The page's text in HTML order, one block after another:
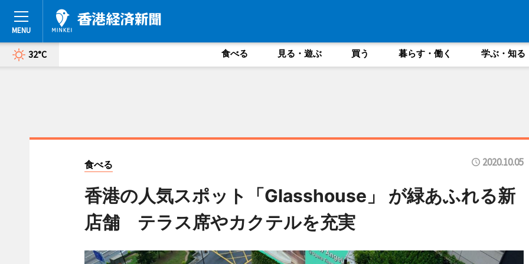
32°C 食べる 見る・遊ぶ 買う 暮らす・働く 学ぶ・知る
食べる 2020.10.05
香港の人気スポット「Glasshouse」 が緑あふれる新
店舗 テラス席やカクテルを充実